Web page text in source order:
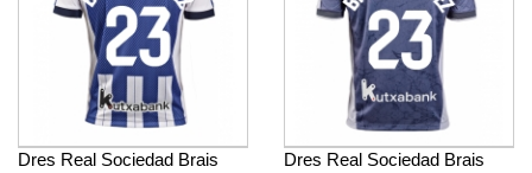
Dres Real Sociedad Brais
Dres Real Sociedad Brais